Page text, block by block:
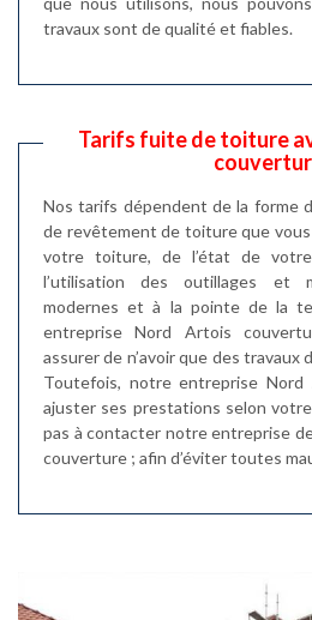
travaux sont de qualité et fiables.
Tarifs fuite de toiture
Nos tarifs dépendent de la forme
de revêtement de toiture que vous
votre toiture, de l’état de
l’utilisation des outillages et
modernes et à la pointe de la
entreprise Nord Artois
assurer de n’avoir que des
Toutefois, notre entreprise
ajuster ses prestations selon
pas à contacter notre entreprise
couverture ; afin d’éviter toutes